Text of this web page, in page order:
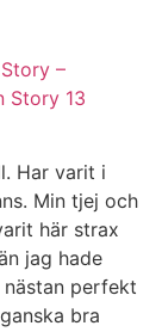
–
Story 13
Har varit i
Min tjej och
här strax
jag hade
perfekt
bra